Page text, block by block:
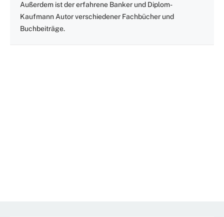
Außerdem ist der erfahrene Banker und Diplom-
Kaufmann Autor verschiedener Fachbücher und
Buchbeiträge.